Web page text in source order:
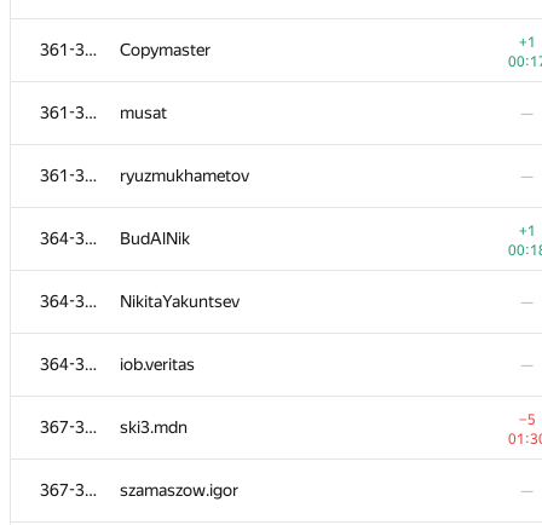
361-363 Copymaster
+1
361-363 musat —
361-363 ryuzmukhametov —
364-366 BudAlNik
+1
364-366 NikitaYakuntsev —
364-366 iob.veritas —
367-368 ski3.mdn
−5
367-368 szamaszow.igor —
236 /
351